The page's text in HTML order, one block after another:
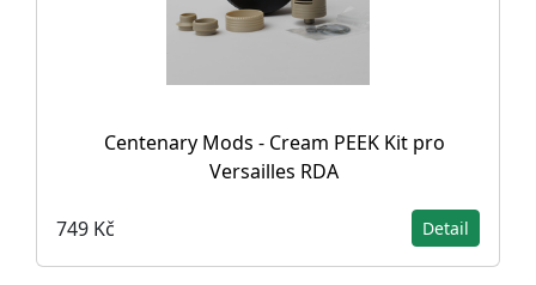
Centenary Mods - Cream PEEK Kit pro
Versailles RDA
749 Kč Detail